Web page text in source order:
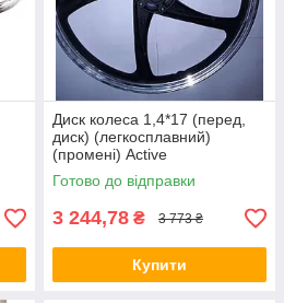
Диск колеса 1,4*17 (перед,
диск) (легкосплавний)
(промені) Active
Готово до відправки
3 244,78 ₴ 3 773 ₴
Купити